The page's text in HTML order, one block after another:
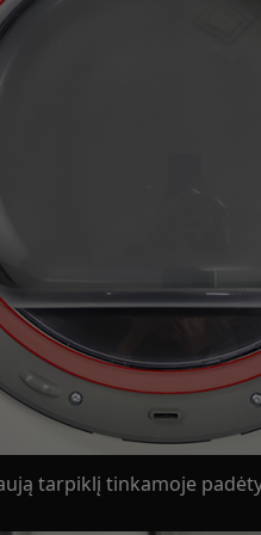
tarpiklį tinkamoje